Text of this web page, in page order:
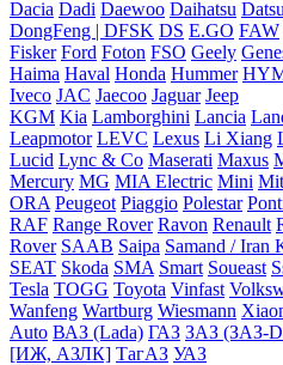
Dacia Dadi Daewoo Daihatsu
DongFeng | DFSK DS E.GO FAW
Fisker Ford Foton FSO Geely
Haima Haval Honda Hummer
Iveco JAC Jaecoo Jaguar Jeep
KGM Kia Lamborghini Lancia
Leapmotor LEVC Lexus Li Xiang
Lucid Lync & Co Maserati Maxus
Mercury MG MIA Electric Mini
ORA Peugeot Piaggio Polestar
RAF Range Rover Ravon Renault
Rover SAAB Saipa Samand / Iran
SEAT Skoda SMA Smart Soueast
Tesla TOGG Toyota Vinfast
Wanfeng Wartburg Wiesmann
Auto ВАЗ (Lada) ГАЗ ЗАЗ (ЗАЗ-
[ИЖ, АЗЛК] ТагАЗ УАЗ